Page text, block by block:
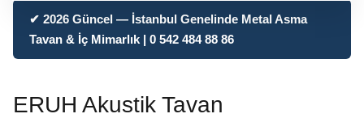
✔ 2026 Güncel — İstanbul Genelinde Metal Asma
Tavan & İç Mimarlık | 0 542 484 88 86
ERUH Akustik Tavan